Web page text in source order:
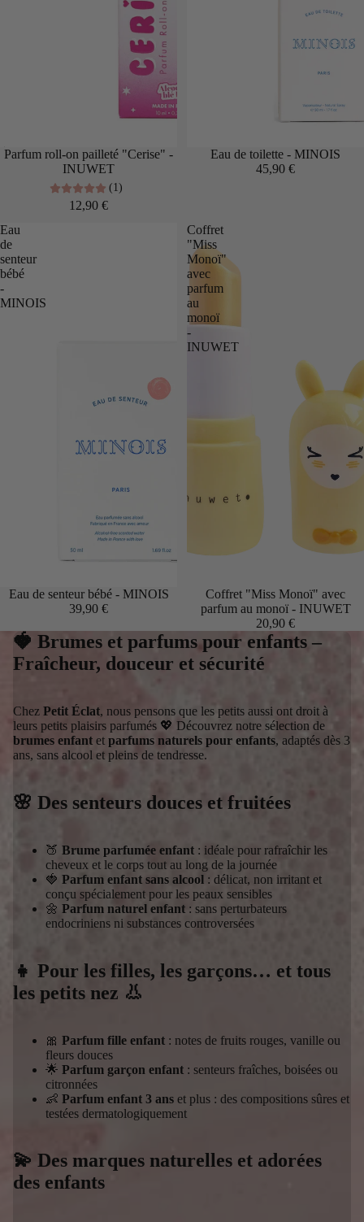
Épuisé
Parfum roll-on pailleté "Cerise" -
INUWET
(1)
12,90 €
Eau de toilette - MINOIS
45,90 €
Eau
de
senteur
bébé
-
MINOIS
Eau de senteur bébé - MINOIS
39,90 €
Coffret
"Miss
Monoï"
avec
parfum
au
monoï
-
INUWET
Coffret "Miss Monoï" avec
parfum au monoï - INUWET
20,90 €
🍓 Brumes et parfums pour enfants –
Fraîcheur, douceur et sécurité
Chez Petit Éclat, nous pensons que les petits aussi ont droit à
leurs petits plaisirs parfumés 💖 Découvrez notre sélection de
brumes enfant et parfums naturels pour enfants, adaptés dès 3
ans, sans alcool et pleins de tendresse.
🌸 Des senteurs douces et fruitées
🍑 Brume parfumée enfant : idéale pour rafraîchir les
cheveux et le corps tout au long de la journée
🍓 Parfum enfant sans alcool : délicat, non irritant et
conçu spécialement pour les peaux sensibles
🌼 Parfum naturel enfant : sans perturbateurs
endocriniens ni substances controversées
👧 Pour les filles, les garçons… et tous
les petits nez 👃
🎀 Parfum fille enfant : notes de fruits rouges, vanille ou
fleurs douces
🌟 Parfum garçon enfant : senteurs fraîches, boisées ou
citronnées
👶 Parfum enfant 3 ans et plus : des compositions sûres et
testées dermatologiquement
💫 Des marques naturelles et adorées
des enfants